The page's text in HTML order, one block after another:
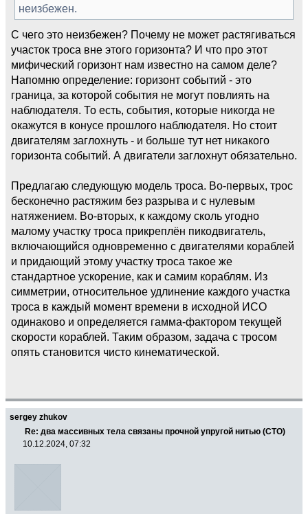
неизбежен.
С чего это неизбежен? Почему не может растягиваться
участок троса вне этого горизонта? И что про этот
мифический горизонт нам известно на самом деле?
Напомню определение: горизонт событий - это
граница, за которой события не могут повлиять на
наблюдателя. То есть, события, которые никогда не
окажутся в конусе прошлого наблюдателя. Но стоит
двигателям заглохнуть - и больше тут нет никакого
горизонта событий. А двигатели заглохнут обязательно.
Предлагаю следующую модель троса. Во-первых, трос
бесконечно растяжим без разрыва и с нулевым
натяжением. Во-вторых, к каждому сколь угодно
малому участку троса прикреплён пикодвигатель,
включающийся одновременно с двигателями кораблей
и придающий этому участку троса такое же
стандартное ускорение, как и самим кораблям. Из
симметрии, относительное удлинение каждого участка
троса в каждый момент времени в исходной ИСО
одинаково и определяется гамма-фактором текущей
скорости кораблей. Таким образом, задача с тросом
опять становится чисто кинематической.
sergey zhukov
Re: два массивных тела связаны прочной упругой нитью (СТО)
10.12.2024, 07:32